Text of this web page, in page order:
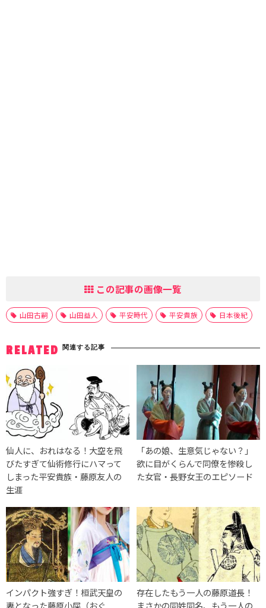
この記事の画像一覧
山田古嗣 山田益人 平安時代 平安貴族 日本後紀
RELATED 関連する記事
仙人に、おれはなる！大空を飛
びたすぎて仙術修行にハマって
しまった平安貴族・藤原友人の
生涯
「あの娘、生意気じゃない？」
欲に目がくらんで同僚を惨殺し
た女官・長野女王のエピソード
インパクト強すぎ！桓武天皇の
妻となった藤原小屎（おぐ
存在したもう一人の藤原道長！
まさかの同姓同名、もう一人の